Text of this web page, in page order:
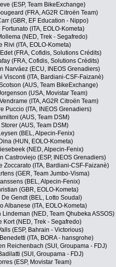
(ESP, Team BikeExchange)
(FRA, AG2R Citroën Team)
(GBR, EF Education - Nippo)
Fortunato (ITA, EOLO-Kometa)
(NED, Trek - Segafredo)
Rivi (ITA, EOLO-Kometa)
(FRA, Cofidis, Solutions Crédits)
(FRA, Cofidis, Solutions Crédits)
Narváez (ECU, INEOS Grenadiers)
Visconti (ITA, Bardiani-CSF-Faizanè)
(AUS, Team BikeExchange)
(USA, Movistar Team)
(ITA, AG2R Citroën Team)
Puccio (ITA, INEOS Grenadiers)
(AUS, Team DSM)
(AUS, Team DSM)
(BEL, Alpecin-Fenix)
(HUN, EOLO-Kometa)
(NED, Alpecin-Fenix)
Castroviejo (ESP, INEOS Grenadiers)
Zoccarato (ITA, Bardiani-CSF-Faizanè)
(GER, Team Jumbo-Visma)
(BEL, Alpecin-Fenix)
(GBR, EOLO-Kometa)
De Gendt (BEL, Lotto Soudal)
Albanese (ITA, EOLO-Kometa)
Lindeman (NED, Team Qhubeka ASSOS)
Kort (NED, Trek - Segafredo)
(ESP, Bahrain - Victorious)
(ITA, BORA - hansgrohe)
Reichenbach (SUI, Groupama - FDJ)
(SUI, Groupama - FDJ)
(ESP, Movistar Team)